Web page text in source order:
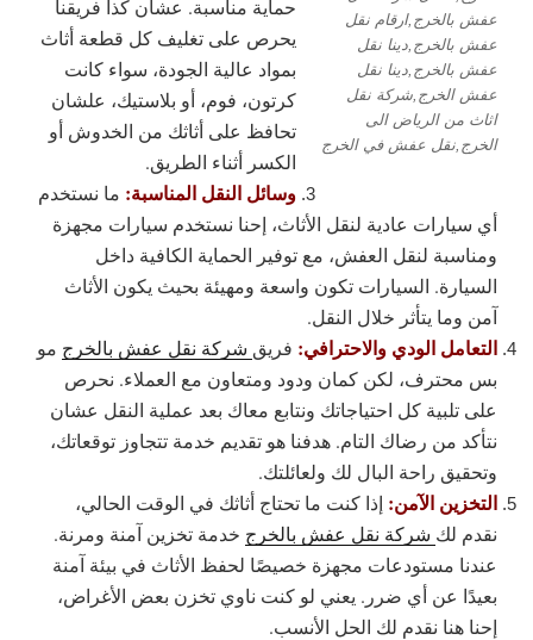
عفش بالخرج,ارقام نقل
عفش بالخرج,دينا نقل
عفش بالخرج,دينا نقل
عفش الخرج,شركة نقل
اثاث من الرياض الى
الخرج,نقل عفش في الخرج
حماية مناسبة. عشان كذا فريقنا
يحرص على تغليف كل قطعة أثاث
بمواد عالية الجودة، سواء كانت
كرتون، فوم، أو بلاستيك، علشان
تحافظ على أثاثك من الخدوش أو
الكسر أثناء الطريق.
وسائل النقل المناسبة: ما نستخدم
أي سيارات عادية لنقل الأثاث، إحنا نستخدم سيارات مجهزة
ومناسبة لنقل العفش، مع توفير الحماية الكافية داخل
السيارة. السيارات تكون واسعة ومهيئة بحيث يكون الأثاث
آمن وما يتأثر خلال النقل.
التعامل الودي والاحترافي: فريق شركة نقل عفش بالخرج مو
بس محترف، لكن كمان ودود ومتعاون مع العملاء. نحرص
على تلبية كل احتياجاتك ونتابع معاك بعد عملية النقل عشان
نتأكد من رضاك التام. هدفنا هو تقديم خدمة تتجاوز توقعاتك،
وتحقيق راحة البال لك ولعائلتك.
التخزين الآمن: إذا كنت ما تحتاج أثاثك في الوقت الحالي،
نقدم لك شركة نقل عفش بالخرج خدمة تخزين آمنة ومرنة.
عندنا مستودعات مجهزة خصيصًا لحفظ الأثاث في بيئة آمنة
بعيدًا عن أي ضرر. يعني لو كنت ناوي تخزن بعض الأغراض،
إحنا هنا نقدم لك الحل الأنسب.